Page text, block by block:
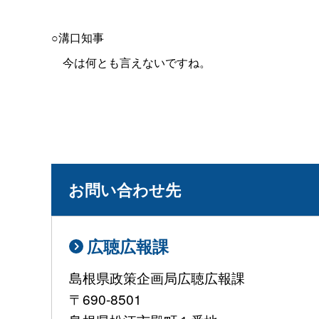
○溝口知事
今は何とも言えないですね。
お問い合わせ先
広聴広報課
島根県政策企画局広聴広報課
〒690-8501